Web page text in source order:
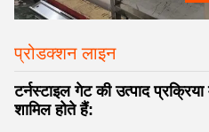
प्रोडक्शन लाइन
टर्नस्टाइल गेट की उत्पाद
शामिल होते हैं: